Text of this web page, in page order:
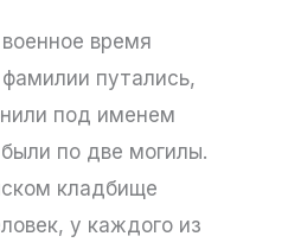
время
путались,
под именем
по две могилы.
кладбище
у каждого из